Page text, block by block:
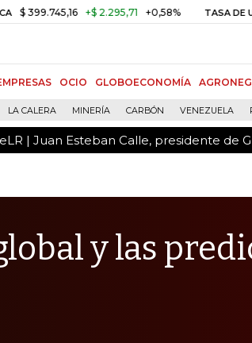
+$ 2.295,71 +0,58% TASA DE USURA
OCIO GLOBOECONOMÍA
LA CALERA MINERÍA CARBÓN VENEZUELA
| Juan Esteban Calle, presidente de
| Juan Esteban Calle, presidente de
y las